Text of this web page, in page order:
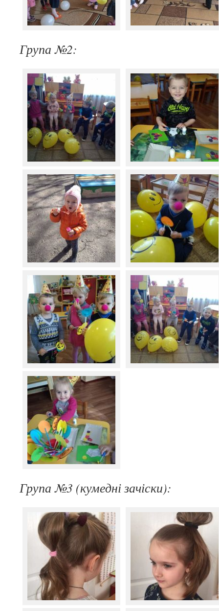
Група №2:
Група №3 (кумедні зачіски):